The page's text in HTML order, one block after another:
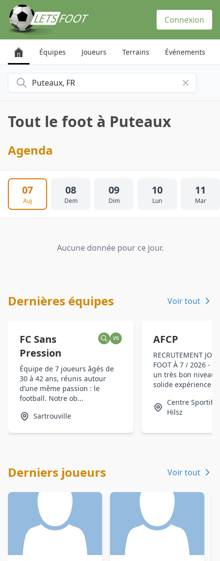
Connexion
Équipes Joueurs Terrains Événements
Rechercher une ville
Tout le foot à Puteaux
Agenda
07
Auj
08
Dem
09
Dim
10
Lun
11
Mar
Aucune donnée pour ce jour.
Dernières équipes Voir tout
FC Sans
Pression
VS
Équipe de 7 joueurs âgés de
30 à 42 ans, réunis autour
d’une même passion : le
football. Notre ob...
Sartrouville
AFCP
RECRUTEMENT
FOOT À 7 / 2026 -
un très bon niveau
solide expérience
Centre Sportif
Hilsz
Derniers joueurs Voir tout
Panneau de gestion des cookies